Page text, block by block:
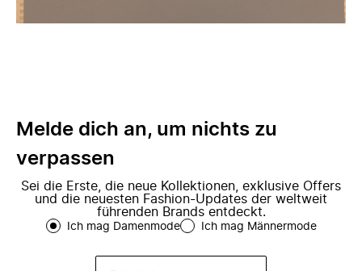
Melde dich an, um nichts zu
verpassen
Sei die Erste, die neue Kollektionen, exklusive Offers
und die neuesten Fashion-Updates der weltweit
führenden Brands entdeckt.
Ich mag Damenmode Ich mag Männermode